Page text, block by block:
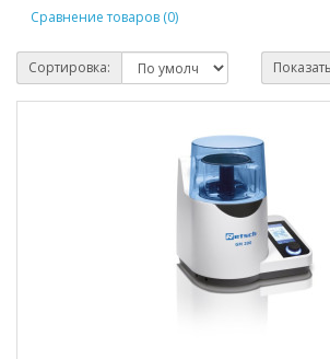
Сравнение товаров (0)
Сортировка: